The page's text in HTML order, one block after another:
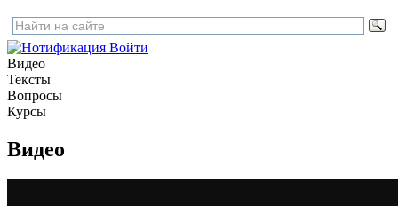
Войти
Видео
Тексты
Вопросы
Курсы
Видео